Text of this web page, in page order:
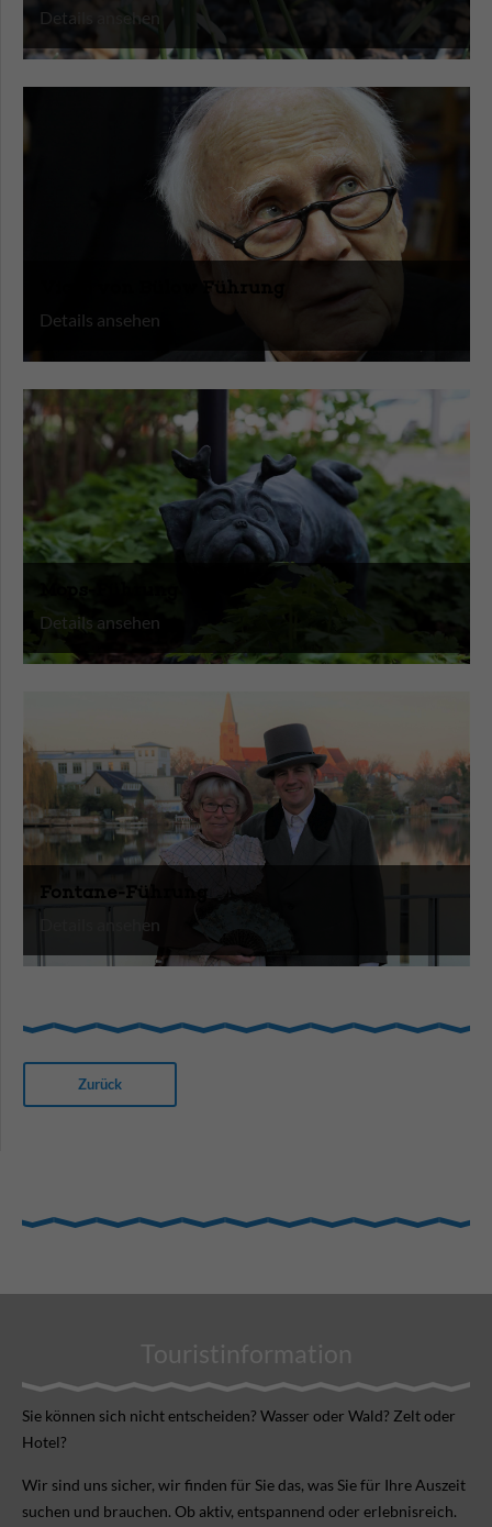
Details ansehen
Details ansehen
Details ansehen
Fontane-Führung
Details ansehen
Zurück
Touristinformation
Sie können sich nicht ent­scheiden? Wasser oder Wald? Zelt oder
Hotel?
Wir sind uns sicher, wir finden für Sie das, was Sie für Ihre Aus­zeit
suchen und brauchen. Ob aktiv, ent­spannend oder erlebnis­reich.